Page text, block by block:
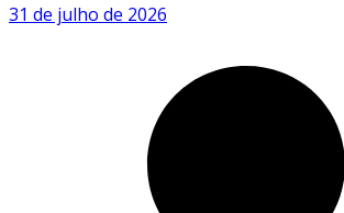
31 de julho de 2026